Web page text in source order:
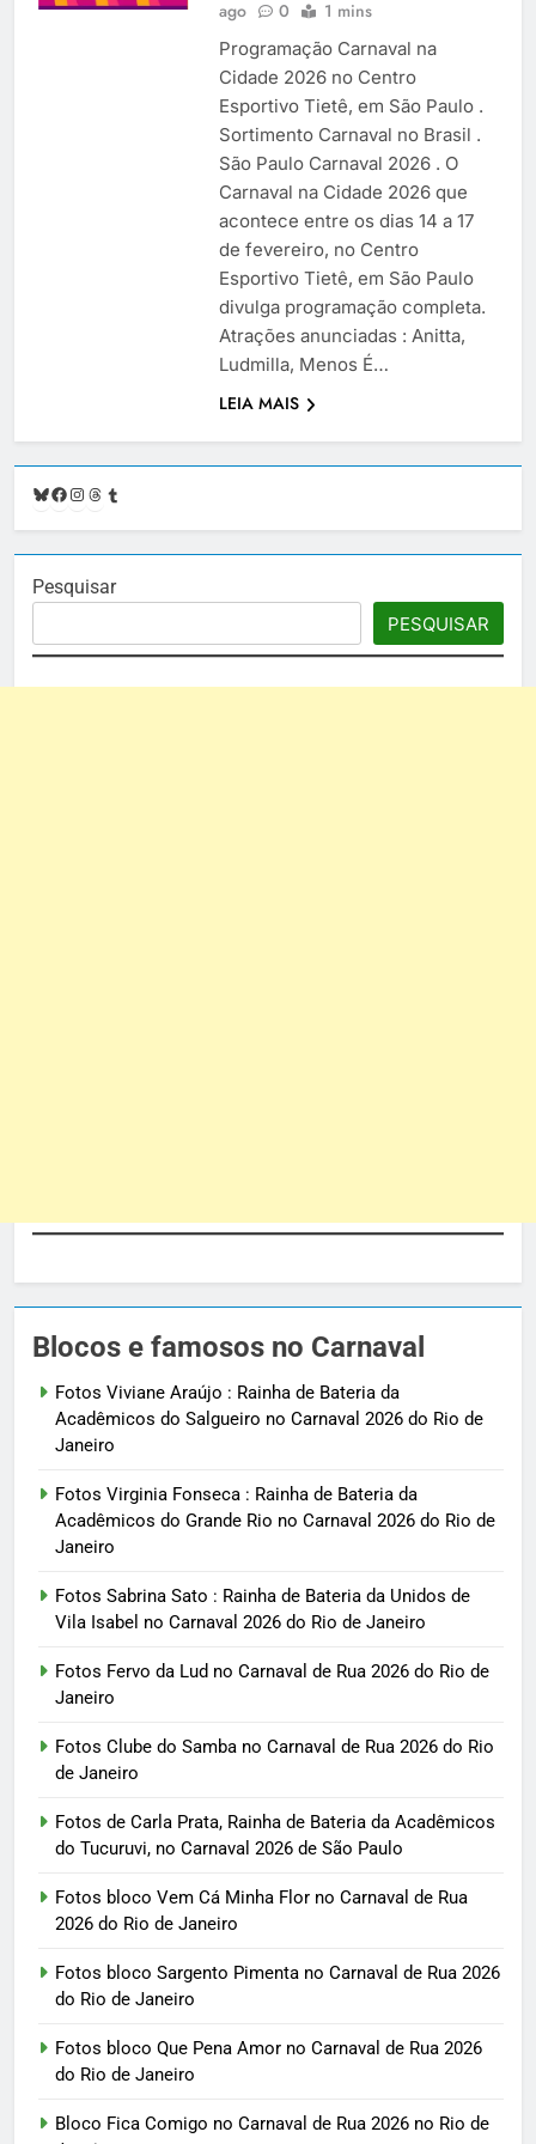
ago
0 1 mins
Programação Carnaval na
Cidade 2026 no Centro
Esportivo Tietê, em São Paulo .
Sortimento Carnaval no Brasil .
São Paulo Carnaval 2026 . O
Carnaval na Cidade 2026 que
acontece entre os dias 14 a 17
de fevereiro, no Centro
Esportivo Tietê, em São Paulo
divulga programação completa.
Atrações anunciadas : Anitta,
Ludmilla, Menos É…
LEIA MAIS
Bluesky
Facebook
Instagram
Threads
Pesquisar
PESQUISAR
Blocos e famosos no Carnaval
Fotos Viviane Araújo : Rainha de Bateria da
Acadêmicos do Salgueiro no Carnaval 2026 do Rio de
Janeiro
Fotos Virginia Fonseca : Rainha de Bateria da
Acadêmicos do Grande Rio no Carnaval 2026 do Rio de
Janeiro
Fotos Sabrina Sato : Rainha de Bateria da Unidos de
Vila Isabel no Carnaval 2026 do Rio de Janeiro
Fotos Fervo da Lud no Carnaval de Rua 2026 do Rio de
Janeiro
Fotos Clube do Samba no Carnaval de Rua 2026 do Rio
de Janeiro
Fotos de Carla Prata, Rainha de Bateria da Acadêmicos
do Tucuruvi, no Carnaval 2026 de São Paulo
Fotos bloco Vem Cá Minha Flor no Carnaval de Rua
2026 do Rio de Janeiro
Fotos bloco Sargento Pimenta no Carnaval de Rua 2026
do Rio de Janeiro
Fotos bloco Que Pena Amor no Carnaval de Rua 2026
do Rio de Janeiro
Bloco Fica Comigo no Carnaval de Rua 2026 no Rio de